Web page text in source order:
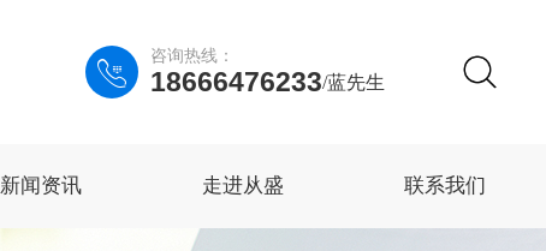

咨询热线：
18666476233/蓝先生
新闻资讯 走进从盛 联系我们